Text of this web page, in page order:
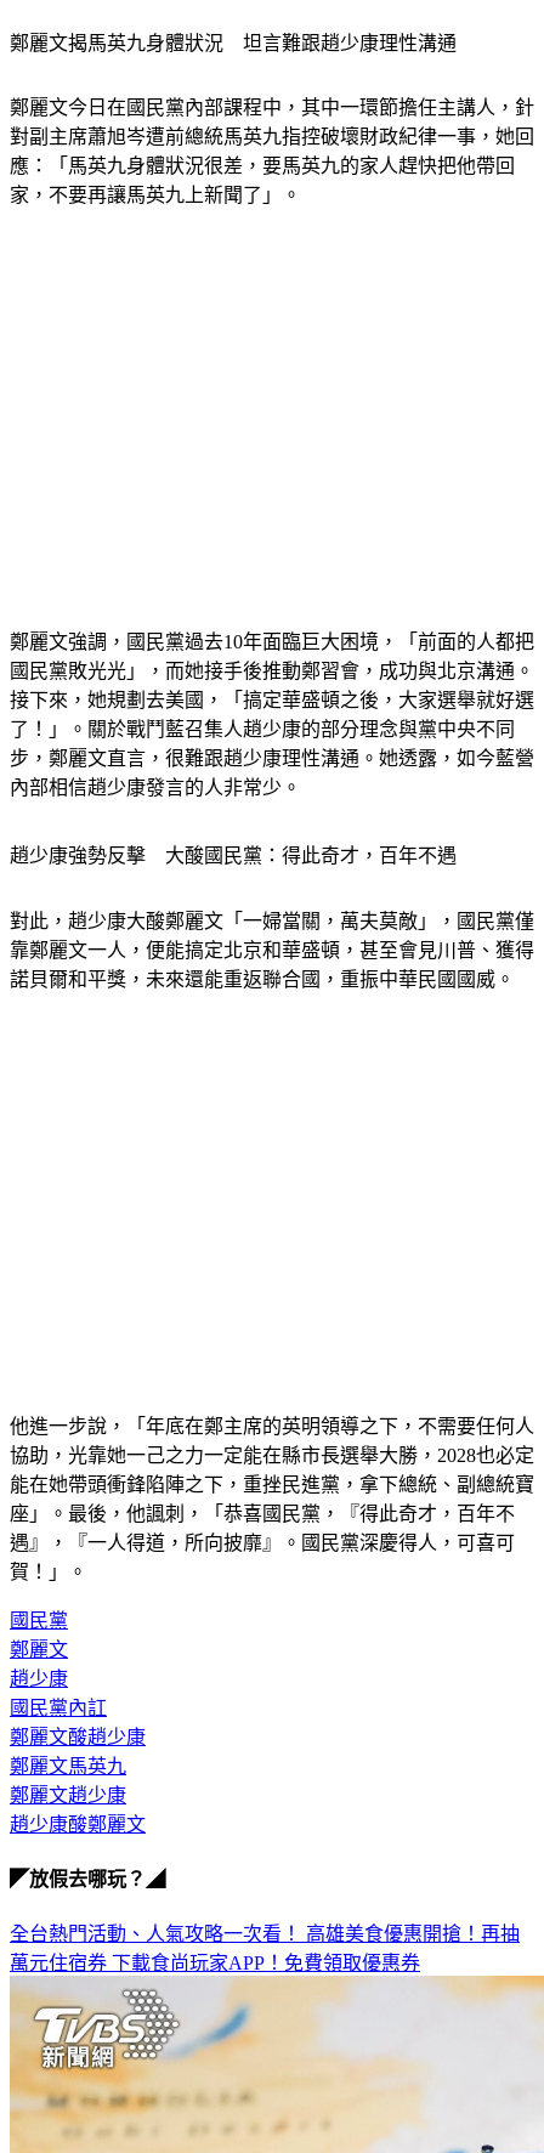
對副主席蕭旭岑遭前總統馬英九指控破壞財政紀律一事，她回
應：「馬英九身體狀況很差，要馬英九的家人趕快把他帶回
家，不要再讓馬英九上新聞了」。
國民黨敗光光」，而她接手後推動鄭習會，成功與北京溝通。
接下來，她規劃去美國，「搞定華盛頓之後，大家選舉就好選
了！」。關於戰鬥藍召集人趙少康的部分理念與黨中央不同
步，鄭麗文直言，很難跟趙少康理性溝通。她透露，如今藍營
內部相信趙少康發言的人非常少。
靠鄭麗文一人，便能搞定北京和華盛頓，甚至會見川普、獲得
諾貝爾和平獎，未來還能重返聯合國，重振中華民國國威。
協助，光靠她一己之力一定能在縣市長選舉大勝，2028也必定
能在她帶頭衝鋒陷陣之下，重挫民進黨，拿下總統、副總統寶
座」。最後，他諷刺，「恭喜國民黨，『得此奇才，百年不
遇』，『一人得道，所向披靡』。國民黨深慶得人，可喜可
賀！」。
鄭麗文
趙少康
國民黨內訌
鄭麗文酸趙少康
鄭麗文馬英九
鄭麗文趙少康
趙少康酸鄭麗文
萬元住宿券下載食尚玩家APP！免費領取優惠券